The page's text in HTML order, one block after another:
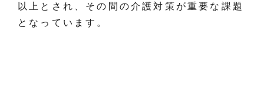
以上とされ、その間の介護対策が重要な課題
となっています。